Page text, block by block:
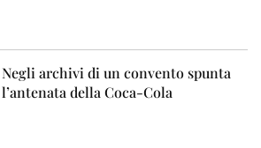
Negli archivi di un convento spunta
l’antenata della Coca-Cola